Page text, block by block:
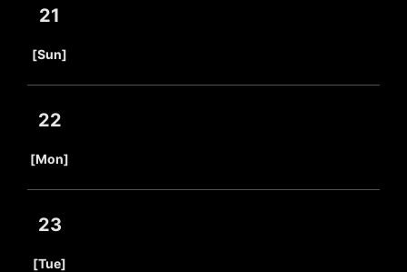
21
[Sun]
22
[Mon]
23
[Tue]